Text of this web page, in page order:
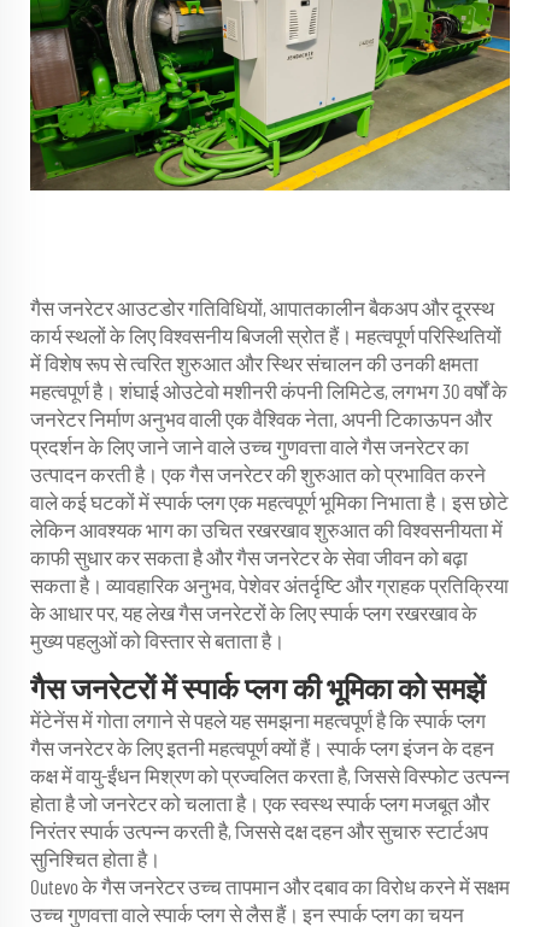
गैस जनरेटर आउटडोर गतिविधियों, आपातकालीन बैकअप और दूरस्थ
कार्य स्थलों के लिए विश्वसनीय बिजली स्रोत हैं। महत्वपूर्ण परिस्थितियों
में विशेष रूप से त्वरित शुरुआत और स्थिर संचालन की उनकी क्षमता
महत्वपूर्ण है। शंघाई ओउटेवो मशीनरी कंपनी लिमिटेड, लगभग 30 वर्षों के
जनरेटर निर्माण अनुभव वाली एक वैश्विक नेता, अपनी टिकाऊपन और
प्रदर्शन के लिए जाने जाने वाले उच्च गुणवत्ता वाले गैस जनरेटर का
उत्पादन करती है। एक गैस जनरेटर की शुरुआत को प्रभावित करने
वाले कई घटकों में स्पार्क प्लग एक महत्वपूर्ण भूमिका निभाता है। इस छोटे
लेकिन आवश्यक भाग का उचित रखरखाव शुरुआत की विश्वसनीयता में
काफी सुधार कर सकता है और गैस जनरेटर के सेवा जीवन को बढ़ा
सकता है। व्यावहारिक अनुभव, पेशेवर अंतर्दृष्टि और ग्राहक प्रतिक्रिया
के आधार पर, यह लेख गैस जनरेटरों के लिए स्पार्क प्लग रखरखाव के
मुख्य पहलुओं को विस्तार से बताता है।
गैस जनरेटरों में स्पार्क प्लग की भूमिका को समझें
मेंटेनेंस में गोता लगाने से पहले यह समझना महत्वपूर्ण है कि स्पार्क प्लग
गैस जनरेटर के लिए इतनी महत्वपूर्ण क्यों हैं। स्पार्क प्लग इंजन के दहन
कक्ष में वायु-ईंधन मिश्रण को प्रज्वलित करता है, जिससे विस्फोट उत्पन्न
होता है जो जनरेटर को चलाता है। एक स्वस्थ स्पार्क प्लग मजबूत और
निरंतर स्पार्क उत्पन्न करती है, जिससे दक्ष दहन और सुचारु स्टार्टअप
सुनिश्चित होता है।
Outevo के गैस जनरेटर उच्च तापमान और दबाव का विरोध करने में सक्षम
उच्च गुणवत्ता वाले स्पार्क प्लग से लैस हैं। इन स्पार्क प्लग का चयन